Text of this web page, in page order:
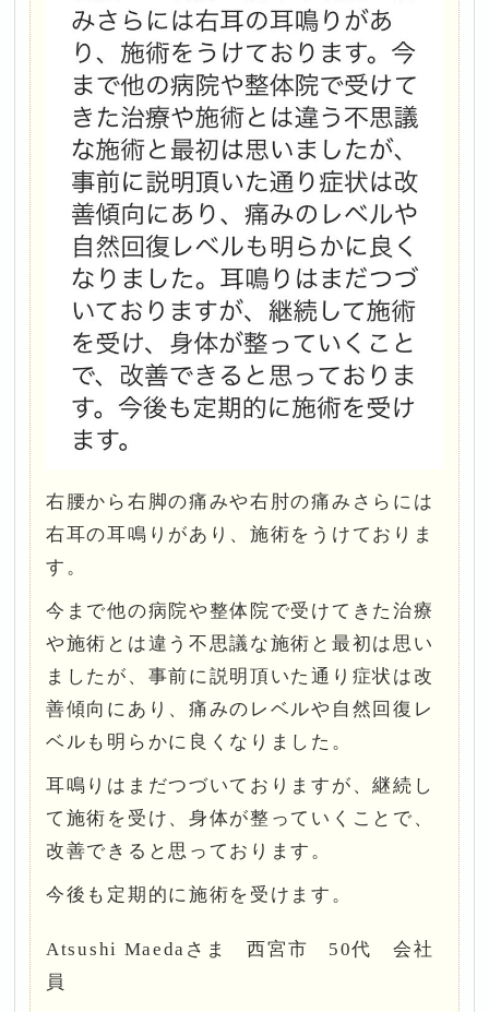
右腰から右脚の痛みや右肘の痛みさらには
右耳の耳鳴りがあり、施術をうけておりま
す。
今まで他の病院や整体院で受けてきた治療
や施術とは違う不思議な施術と最初は思い
ましたが、事前に説明頂いた通り症状は改
善傾向にあり、痛みのレベルや自然回復レ
ベルも明らかに良くなりました。
耳鳴りはまだつづいておりますが、継続し
て施術を受け、身体が整っていくことで、
改善できると思っております。
今後も定期的に施術を受けます。
Atsushi Maedaさま 西宮市 50代 会社
員